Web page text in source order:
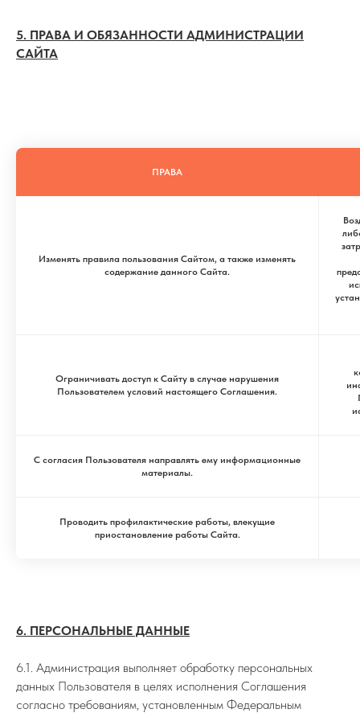
5. ПРАВА И ОБЯЗАННОСТИ АДМИНИСТРАЦИИ
САЙТА
ПРАВА
Изменять правила пользования Сайтом, а также изменять
содержание данного Сайта.
Ограничивать доступ к Сайту в случае нарушения
Пользователем условий настоящего Соглашения.
С согласия Пользователя направлять ему информационные
материалы.
Проводить профилактические работы, влекущие
приостановление работы Сайта.
6. ПЕРСОНАЛЬНЫЕ ДАННЫЕ
6.1. Администрация выполняет обработку персональных
данных Пользователя в целях исполнения Соглашения
согласно требованиям, установленным Федеральным